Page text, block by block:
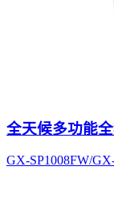
全天候多功能
GX-SP1008FW/